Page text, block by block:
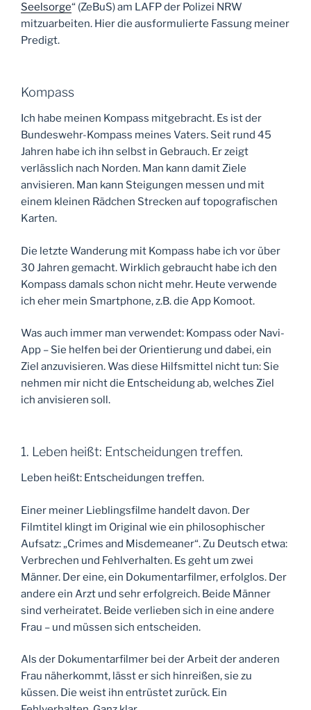
Seelsorge“ (ZeBuS) am LAFP der Polizei NRW
mitzuarbeiten. Hier die ausformulierte Fassung meiner
Predigt.
Kompass
Ich habe meinen Kompass mitgebracht. Es ist der
Bundeswehr-Kompass meines Vaters. Seit rund 45
Jahren habe ich ihn selbst in Gebrauch. Er zeigt
verlässlich nach Norden. Man kann damit Ziele
anvisieren. Man kann Steigungen messen und mit
einem kleinen Rädchen Strecken auf topografischen
Karten.
Die letzte Wanderung mit Kompass habe ich vor über
30 Jahren gemacht. Wirklich gebraucht habe ich den
Kompass damals schon nicht mehr. Heute verwende
ich eher mein Smartphone, z.B. die App Komoot.
Was auch immer man verwendet: Kompass oder Navi-
App – Sie helfen bei der Orientierung und dabei, ein
Ziel anzuvisieren. Was diese Hilfsmittel nicht tun: Sie
nehmen mir nicht die Entscheidung ab, welches Ziel
ich anvisieren soll.
1. Leben heißt: Entscheidungen treffen.
Leben heißt: Entscheidungen treffen.
Einer meiner Lieblingsfilme handelt davon. Der
Filmtitel klingt im Original wie ein philosophischer
Aufsatz: „Crimes and Misdemeaner“. Zu Deutsch etwa:
Verbrechen und Fehlverhalten. Es geht um zwei
Männer. Der eine, ein Dokumentarfilmer, erfolglos. Der
andere ein Arzt und sehr erfolgreich. Beide Männer
sind verheiratet. Beide verlieben sich in eine andere
Frau – und müssen sich entscheiden.
Als der Dokumentarfilmer bei der Arbeit der anderen
Frau näherkommt, lässt er sich hinreißen, sie zu
küssen. Die weist ihn entrüstet zurück. Ein